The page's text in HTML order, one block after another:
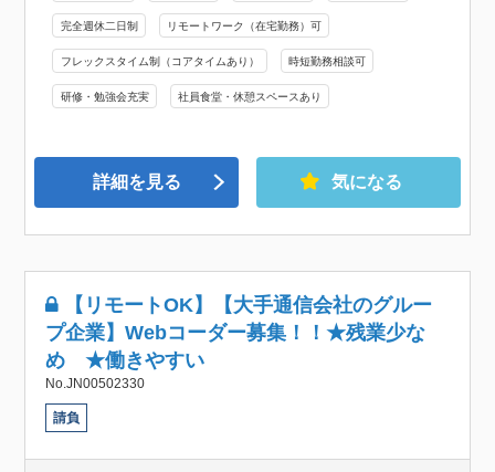
完全週休二日制 リモートワーク（在宅勤務）可
フレックスタイム制（コアタイムあり） 時短勤務相談可
研修・勉強会充実 社員食堂・休憩スペースあり
詳細を見る 気になる
【リモートOK】【大手通信会社のグルー
プ企業】Webコーダー募集！！★残業少な
め ★働きやすい
No.JN00502330
請負